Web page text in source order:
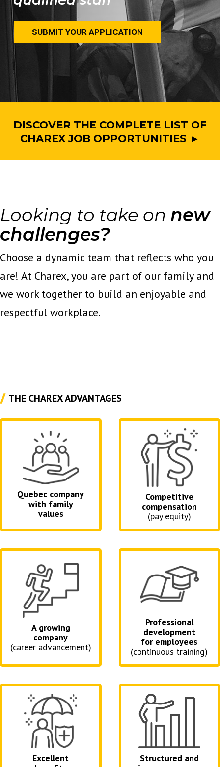
SUBMIT YOUR APPLICATION
DISCOVER THE COMPLETE LIST OF
CHAREX JOB OPPORTUNITIES ►
Looking to take on new
challenges?
Choose a dynamic team that reflects who you
are! At Charex, you are part of our family and
we work together to build an enjoyable and
respectful workplace.
THE CHAREX ADVANTAGES
Quebec company
with family
values
Competitive
compensation
(pay equity)
A growing
company
(career advancement)
Professional
development
for employees
(continuous training)
Excellent
Structured and